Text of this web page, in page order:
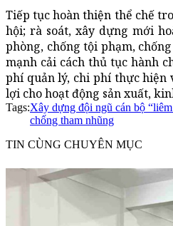
Tiếp tục hoàn thiện thể chế
hội; rà soát, xây dựng mới
phòng, chống tội phạm,
mạnh cải cách thủ tục hành
phí quản lý, chi phí thực hiện
lợi cho hoạt động sản xuất,
Tags:Xây dựng đội ngũ cán bộ
chống tham nhũng
TIN CÙNG CHUYÊN MỤC